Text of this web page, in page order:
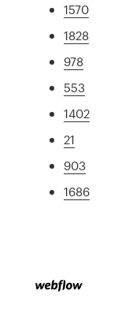
1570
1828
978
553
1402
21
903
1686